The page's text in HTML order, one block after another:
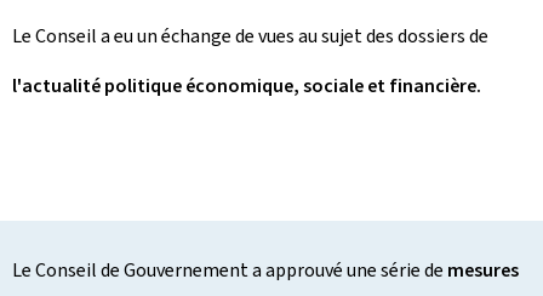
Le Conseil a eu un échange de vues au sujet des dossiers de
l'actualité politique économique, sociale et financière.
Le Conseil de Gouvernement a approuvé une série de mesures